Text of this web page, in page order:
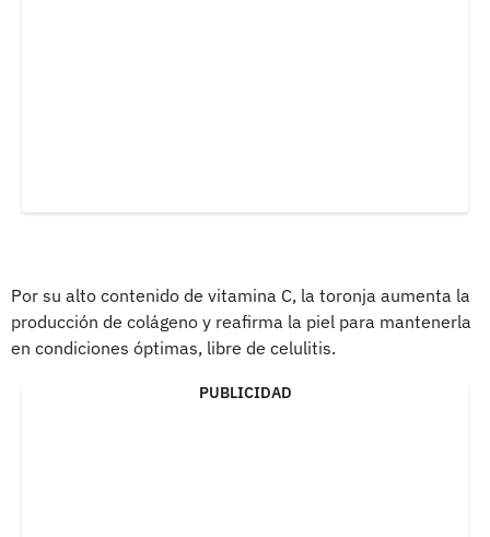
Por su alto contenido de vitamina C, la toronja aumenta la
producción de colágeno y reafirma la piel para mantenerla
en condiciones óptimas, libre de celulitis.
PUBLICIDAD